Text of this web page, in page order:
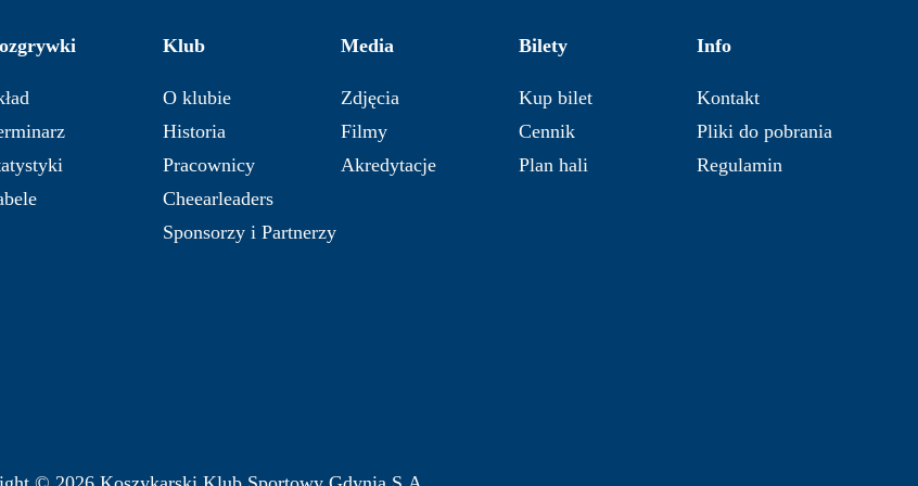
Klub
O klubie
Historia
Pracownicy
Cheearleaders
Sponsorzy i Partnerzy
Media
Zdjęcia
Filmy
Akredytacje
Bilety
Kup bilet
Cennik
Plan hali
Info
Kontakt
Pliki do pobrania
Regulamin